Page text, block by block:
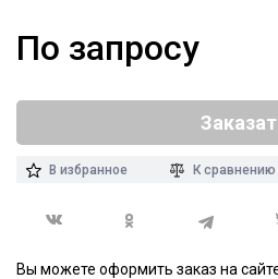
По запросу
В избранное К сравнению
Вы можете оформить заказ на